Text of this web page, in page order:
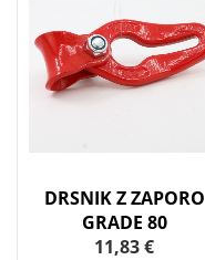
DRSNIK Z ZAPORO
GRADE 80
11,83 €